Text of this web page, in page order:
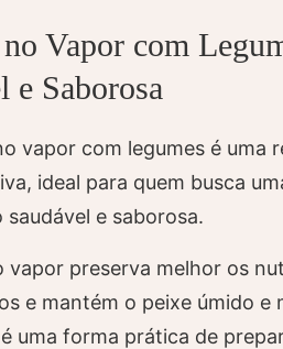
no Vapor com
e Saborosa
vapor com legumes é uma
ideal para quem busca
saudável e saborosa.
vapor preserva melhor os
e mantém o peixe úmido e
uma forma prática de